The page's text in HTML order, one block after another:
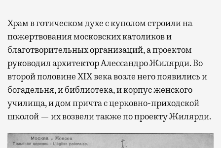
Храм в готическом духе с куполом строили на
пожертвования московских католиков и
благотворительных организаций, а проектом
руководил архитектор Алессандро Жилярди. Во
второй половине XIX века возле него появились и
богадельня, и библиотека, и корпус женского
училища, и дом причта с церковно-приходской
школой — их возвели также по проекту Жилярди.